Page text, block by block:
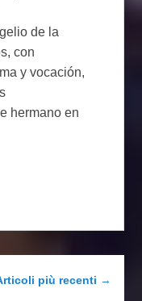
de la
con
y vocación,
hermano en
più recenti →